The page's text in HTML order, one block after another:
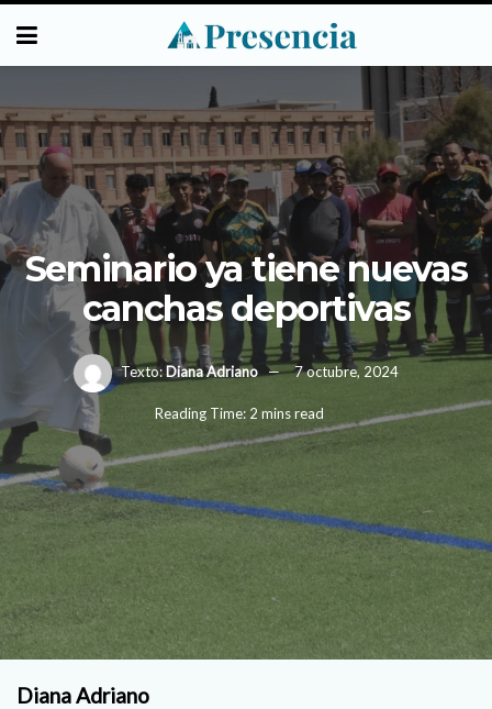
Seminario ya tiene nuevas
canchas deportivas
Texto: Diana Adriano 7 octubre, 2024
Reading Time: 2 mins read
Diana Adriano